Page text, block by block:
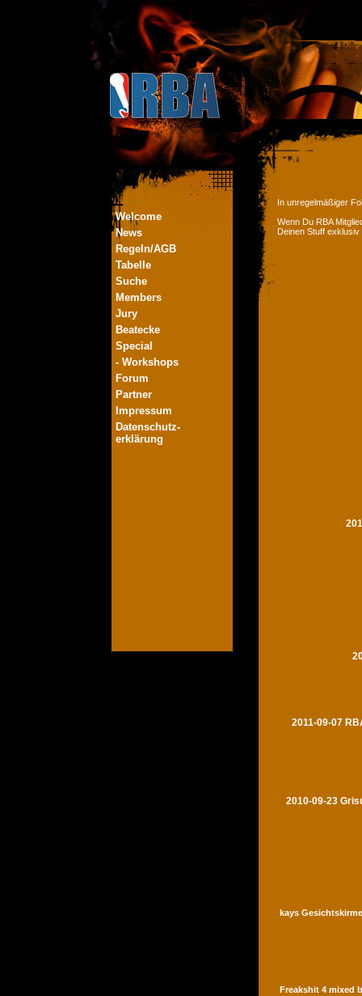
Welcome
News
Regeln/AGB
Tabelle
Suche
Members
Jury
Beatecke
Special
- Workshops
Forum
Partner
Impressum
Datenschutz-
erklärung
In unregelmäßiger
Wenn Du RBA
Deinen Stuff
2011-09-07
2010-09-23
kays
Freakshit 4 mixed